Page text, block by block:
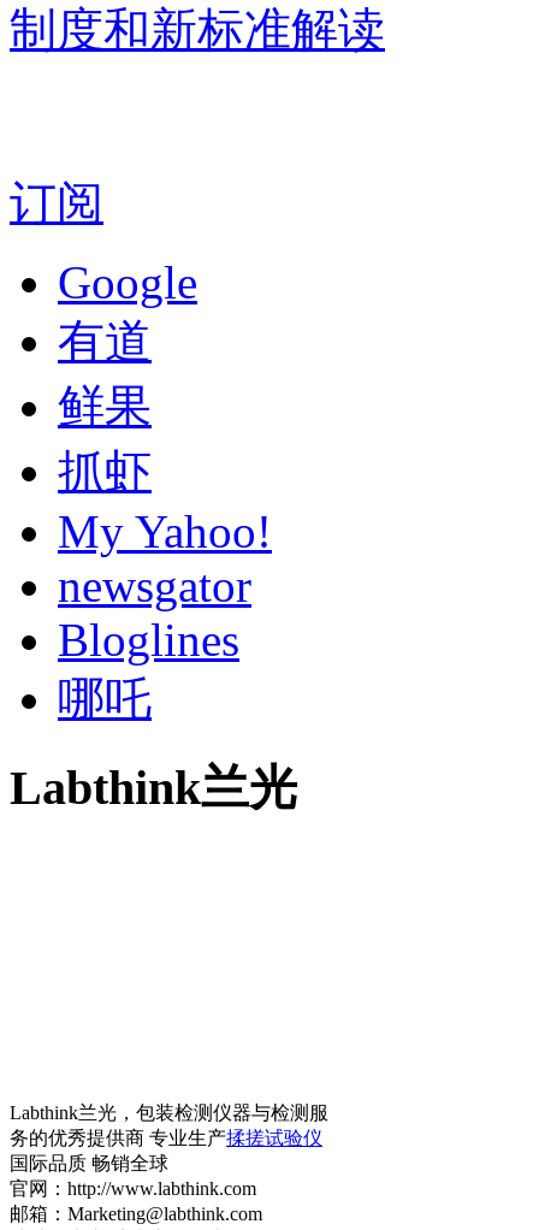
制度和新标准解读
订阅
Google
有道
鲜果
抓虾
My Yahoo!
newsgator
Bloglines
哪吒
Labthink兰光
Labthink兰光，包装检测仪器与检测服
务的优秀提供商 专业生产揉搓试验仪
国际品质 畅销全球
官网：http://www.labthink.com
邮箱：Marketing@labthink.com